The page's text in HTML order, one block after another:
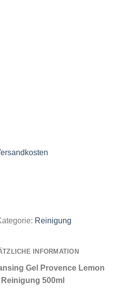
Reinigung
INFORMATION
Gel Provence Lemon
500ml